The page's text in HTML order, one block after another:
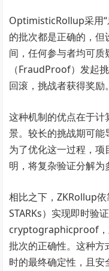
OptimisticRollup采用“
的批次都是正确的，
间，任何参与者均可
（FraudProof）发起
回滚，挑战者获得奖励。
这种机制的优点在于
景。较长的挑战期可能
为了优化这一过程，
明，将复杂验证分解为
相比之下，ZKRollup
STARKs）实现即时验
cryptographicproof，
批次的正确性。这种
时的最终确定性，且安